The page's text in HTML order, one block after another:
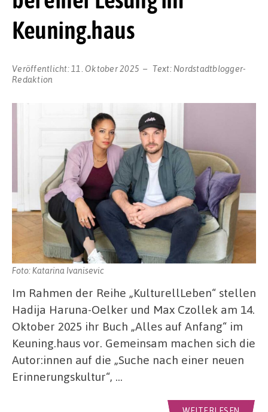
Keuning.haus
Veröffentlicht: 11. Oktober 2025 Text: Nordstadtblogger-
Redaktion
Foto: Katarina Ivanisevic
Im Rahmen der Reihe „KulturellLeben“ stellen
Hadija Haruna-Oelker und Max Czollek am 14.
Oktober 2025 ihr Buch „Alles auf Anfang“ im
Keuning.haus vor. Gemeinsam machen sich die
Autor:innen auf die „Suche nach einer neuen
Erinnerungskultur“, …